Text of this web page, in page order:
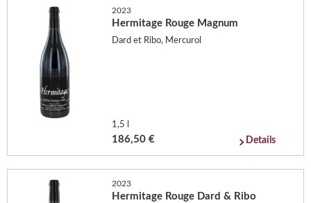
2023
Hermitage Rouge Magnum
Dard et Ribo, Mercurol
1,5 l
186,50 € Details
2023
Hermitage Rouge Dard & Ribo